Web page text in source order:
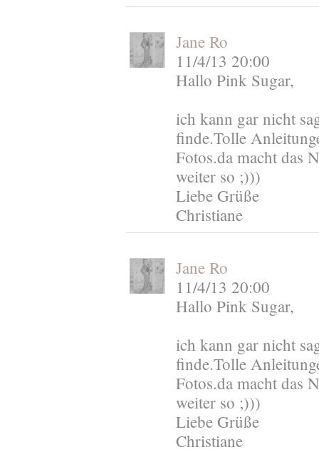
Jane Ro
11/4/13 20:00
Hallo Pink Sugar,
ich kann gar nicht
finde.Tolle
Fotos.da macht das
weiter so ;)))
Liebe Grüße
Christiane
Jane Ro
11/4/13 20:00
Hallo Pink Sugar,
ich kann gar nicht
finde.Tolle
Fotos.da macht das
weiter so ;)))
Liebe Grüße
Christiane